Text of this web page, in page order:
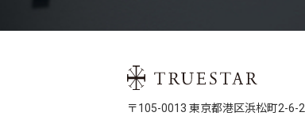
〒105-0013 東京都港区浜松町2-6-2